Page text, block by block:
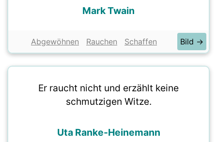
Mark Twain
Abgewöhnen Rauchen Schaffen Bild →
Er raucht nicht und erzählt keine
schmutzigen Witze.
Uta Ranke-Heinemann